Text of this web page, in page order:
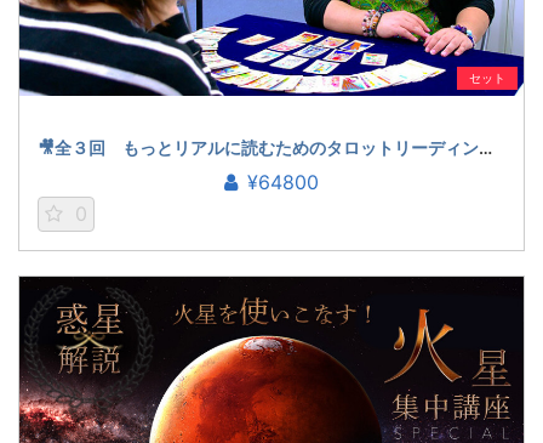
セット
🎥全３回 もっとリアルに読むためのタロットリーディング講座（ラクシュミー）
¥64800
0